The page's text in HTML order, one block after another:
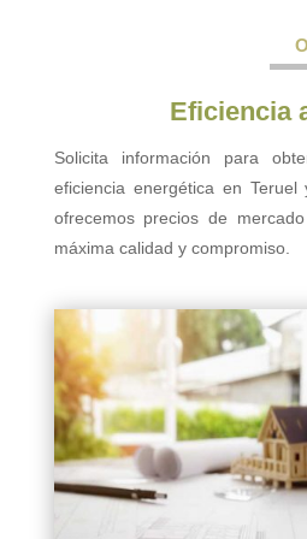
Eficiencia
Solicita información para
eficiencia energética en Teruel
ofrecemos precios de
máxima calidad y compromiso.